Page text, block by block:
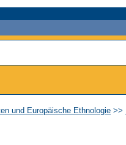
und Europäische Ethnologie >>